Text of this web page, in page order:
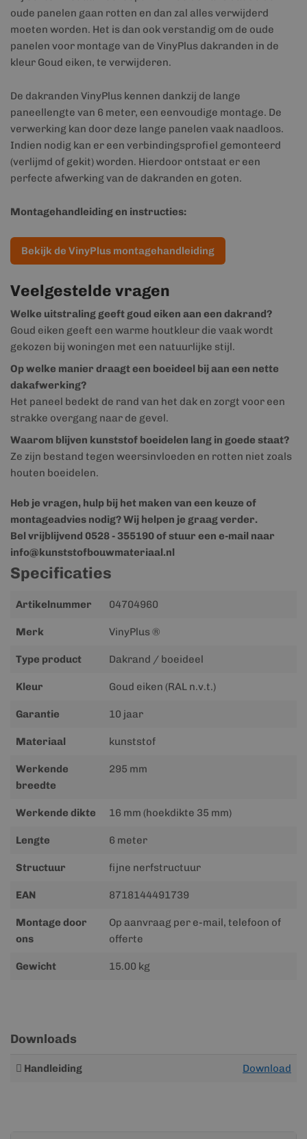
oude panelen gaan rotten en dan zal alles verwijderd
moeten worden. Het is dan ook verstandig om de oude
panelen voor montage van de VinyPlus dakranden in de
kleur Goud eiken, te verwijderen.
De dakranden VinyPlus kennen dankzij de lange
paneellengte van 6 meter, een eenvoudige montage. De
verwerking kan door deze lange panelen vaak naadloos.
Indien nodig kan er een verbindingsprofiel gemonteerd
(verlijmd of gekit) worden. Hierdoor ontstaat er een
perfecte afwerking van de dakranden en goten.
Montagehandleiding en instructies:
Bekijk de VinyPlus montagehandleiding
Veelgestelde vragen
Welke uitstraling geeft goud eiken aan een dakrand?
Goud eiken geeft een warme houtkleur die vaak wordt
gekozen bij woningen met een natuurlijke stijl.
Op welke manier draagt een boeideel bij aan een nette
dakafwerking?
Het paneel bedekt de rand van het dak en zorgt voor een
strakke overgang naar de gevel.
Waarom blijven kunststof boeidelen lang in goede staat?
Ze zijn bestand tegen weersinvloeden en rotten niet zoals
houten boeidelen.
Heb je vragen, hulp bij het maken van een keuze of
montageadvies nodig? Wij helpen je graag verder.
Bel vrijblijvend 0528 - 355190 of stuur een e-mail naar
info@kunststofbouwmateriaal.nl
Specificaties
Meer
Artikelnummer 04704960
Merk VinyPlus ®
Type product Dakrand / boeideel
Kleur Goud eiken (RAL n.v.t.)
Garantie 10 jaar
Materiaal kunststof
Werkende
breedte
295 mm
Werkende dikte 16 mm (hoekdikte 35 mm)
Lengte 6 meter
Structuur fijne nerfstructuur
EAN 8718144491739
Montage door
ons
Op aanvraag per e-mail, telefoon of
offerte
Gewicht 15.00 kg
Downloads
Meer
Handleiding Download